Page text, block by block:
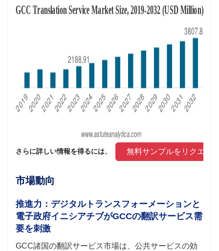
さらに詳しい情報を得るには、 無料サンプルをリクエス
市場動向
推進力：デジタルトランスフォーメーションと
電子政府イニシアチブがGCCの翻訳サービス需
要を刺激
GCC諸国の翻訳サービス市場は、公共サービスの効